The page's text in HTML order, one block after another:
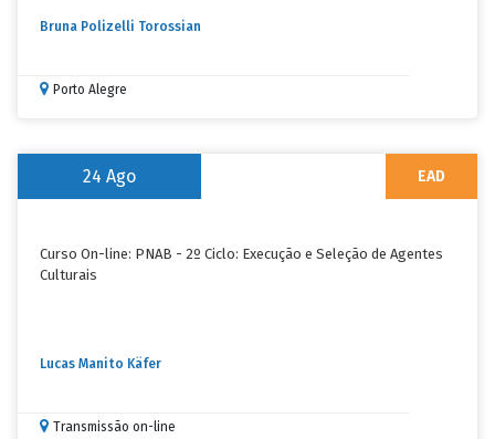
Bruna Polizelli Torossian
Porto Alegre
24Ago EAD
Curso On-line: PNAB - 2º Ciclo: Execução e Seleção de Agentes
Culturais
Lucas Manito Käfer
Transmissão on-line